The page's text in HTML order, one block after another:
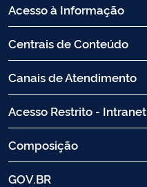
Acesso à Informação
Centrais de Conteúdo
Canais de Atendimento
Acesso Restrito - Intranet
Composição
GOV.BR